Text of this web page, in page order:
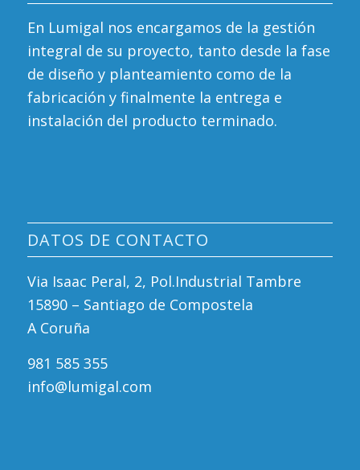
En Lumigal nos encargamos de la gestión
integral de su proyecto, tanto desde la fase
de diseño y planteamiento como de la
fabricación y finalmente la entrega e
instalación del producto terminado.
DATOS DE CONTACTO
Via Isaac Peral, 2, Pol.Industrial Tambre
15890 – Santiago de Compostela
A Coruña
981 585 355
info@lumigal.com